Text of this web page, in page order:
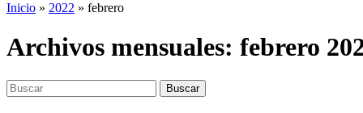
Inicio » 2022 » febrero
Archivos mensuales: febrero
Buscar: Buscar